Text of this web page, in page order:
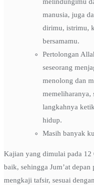
manusia, juga
dirimu, istrimu,
bersamamu.
Pertolongan
seseorang
menolong dan
memeliharanya,
langkahnya
hidup.
Masih banyak
Kajian yang dimulai pada
baik, sehingga Jum’at
mengkaji tafsir, sesuai